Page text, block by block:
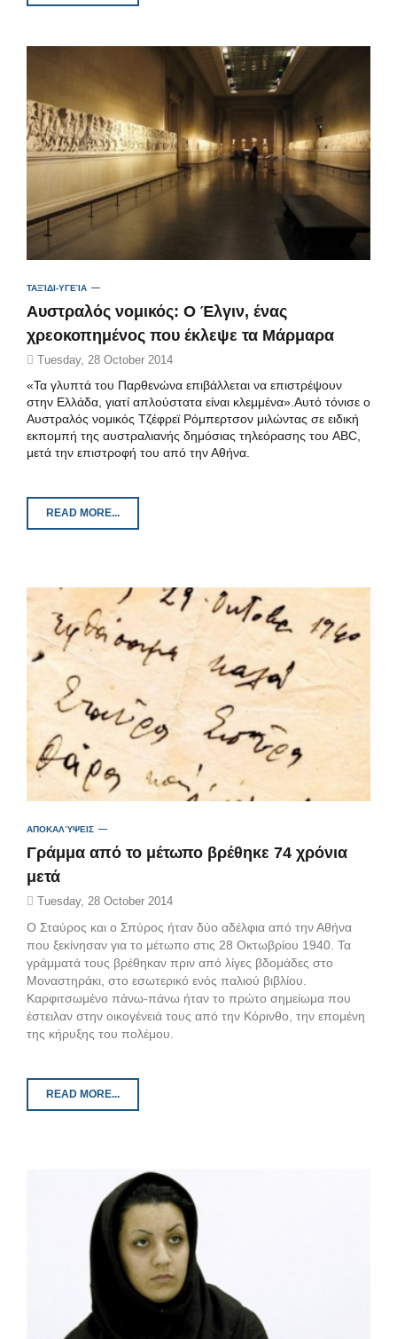
ΤΑΞΊΔΙ-ΥΓΕΊΑ
Αυστραλός νομικός: Ο Έλγιν, ένας
χρεοκοπημένος που έκλεψε τα Μάρμαρα
Tuesday, 28 October 2014
«Τα γλυπτά του Παρθενώνα επιβάλλεται να επιστρέψουν
στην Ελλάδα, γιατί απλούστατα είναι κλεμμένα».Αυτό τόνισε ο
Αυστραλός νομικός Τζέφρεϊ Ρόμπερτσον μιλώντας σε ειδική
εκπομπή της αυστραλιανής δημόσιας τηλεόρασης του ABC,
μετά την επιστροφή του από την Αθήνα.
READ MORE...
ΑΠΟΚΑΛΎΨΕΙΣ
Γράμμα από το μέτωπο βρέθηκε 74 χρόνια
μετά
Tuesday, 28 October 2014
Ο Σταύρος και ο Σπύρος ήταν δύο αδέλφια από την Αθήνα
που ξεκίνησαν για το μέτωπο στις 28 Οκτωβρίου 1940. Τα
γράμματά τους βρέθηκαν πριν από λίγες βδομάδες στο
Μοναστηράκι, στο εσωτερικό ενός παλιού βιβλίου.
Καρφιτσωμένο πάνω-πάνω ήταν το πρώτο σημείωμα που
έστειλαν στην οικογένειά τους από την Κόρινθο, την επομένη
της κήρυξης του πολέμου.
READ MORE...